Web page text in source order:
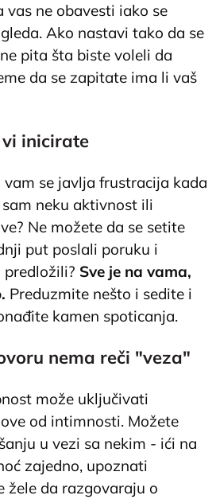
vas ne obavesti iako se
Ako nastavi tako da se
pita šta biste voleli da
da se zapitate ima li vaš
vi inicirate
se javlja frustracija kada
neku aktivnost ili
Ne možete da se setite
put poslali poruku i
Sve je na vama,
Preduzmite nešto i sedite i
kamen spoticanja.
nema reči "veza"
može uključivati
od intimnosti. Možete
u vezi sa nekim - ići na
zajedno, upoznati
žele da razgovaraju o